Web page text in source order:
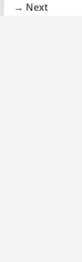
Next →